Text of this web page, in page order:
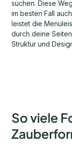
suchen. Diese
im besten Fall
leistet die
durch deine
Struktur und
So viele